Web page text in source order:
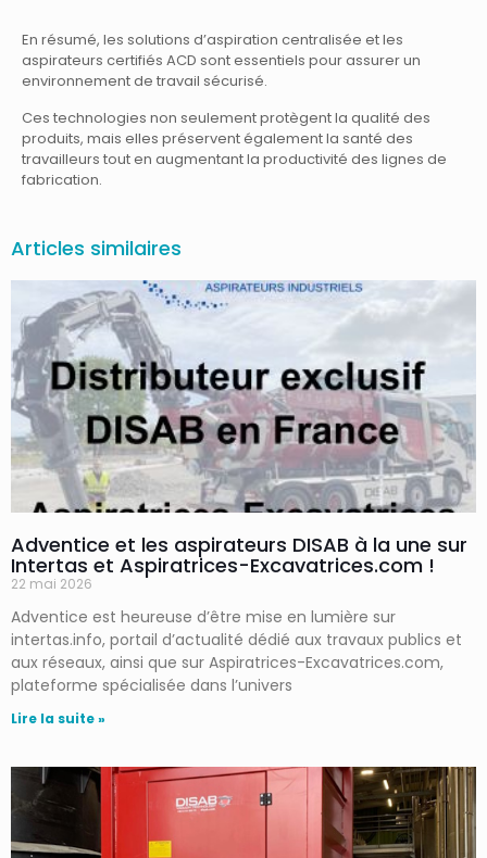
En résumé, les solutions d’aspiration centralisée et les
aspirateurs certifiés ACD sont essentiels pour assurer un
environnement de travail sécurisé.
Ces technologies non seulement protègent la qualité des
produits, mais elles préservent également la santé des
travailleurs tout en augmentant la productivité des lignes de
fabrication.
Articles similaires
Adventice et les aspirateurs DISAB à la une sur
Intertas et Aspiratrices-Excavatrices.com !
22 mai 2026
Adventice est heureuse d’être mise en lumière sur
intertas.info, portail d’actualité dédié aux travaux publics et
aux réseaux, ainsi que sur Aspiratrices-Excavatrices.com,
plateforme spécialisée dans l’univers
Lire la suite »